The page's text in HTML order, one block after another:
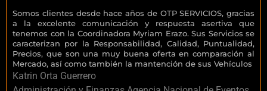
Somos clientes desde hace años de OTP SERVICIOS, gracias
a la excelente comunicación y respuesta asertiva que
tenemos con la Coordinadora Myriam Erazo. Sus Servicios se
caracterizan por la Responsabilidad, Calidad, Puntualidad,
Precios, que son una muy buena oferta en comparación al
Mercado, así como también la mantención de sus Vehículos
Katrin Orta Guerrero